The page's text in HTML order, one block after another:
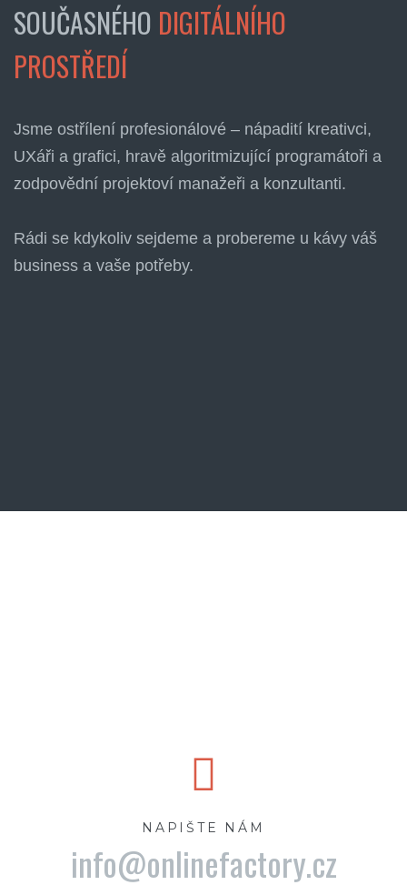
SOUČASNÉHO DIGITÁLNÍHO
PROSTŘEDÍ
Jsme ostřílení profesionálové – nápadití kreativci,
UXáři a grafici, hravě algoritmizující programátoři a
zodpovědní projektoví manažeři a konzultanti.
Rádi se kdykoliv sejdeme a probereme u kávy váš
business a vaše potřeby.
NAPIŠTE NÁM
info@onlinefactory.cz